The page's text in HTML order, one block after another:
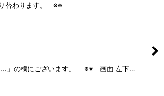
替わります。 ※※
欄にございます。 ※※ 画面 左下…